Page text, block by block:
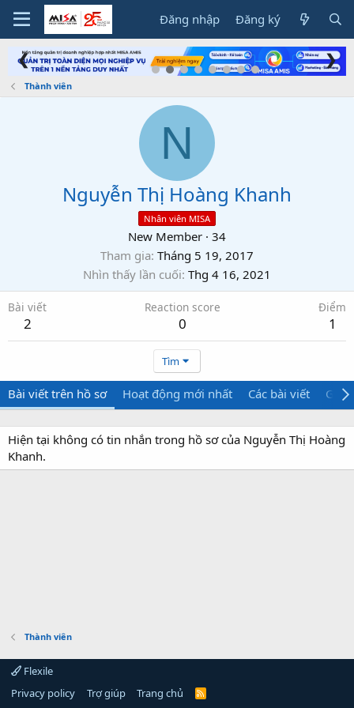
Đăng nhập Đăng ký
❮ ❯
Thành viên
N
Nguyễn Thị Hoàng Khanh
Nhân viên MISA
New Member · 34
Tham gia Tháng 5 19, 2017
Nhìn thấy lần cuối Thg 4 16, 2021
Bài viết
2
Reaction score
0
Điểm
1
Tìm
Bài viết trên hồ sơ Hoạt động mới nhất Các bài viết Giới
Hiện tại không có tin nhắn trong hồ sơ của Nguyễn Thị Hoàng
Khanh.
Thành viên
Flexile
Privacy policy
Trợ giúp Trang chủ
R